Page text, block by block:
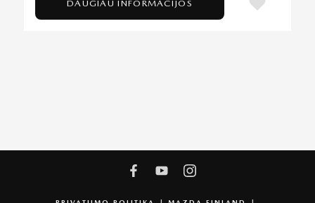
DAUGIAU INFORMACIJOS